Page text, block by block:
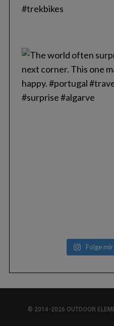
Folge
© 2014-2026 OUTDOOR